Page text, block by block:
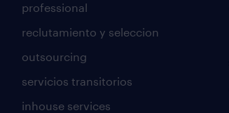
professional
reclutamiento y seleccion
outsourcing
servicios transitorios
inhouse services